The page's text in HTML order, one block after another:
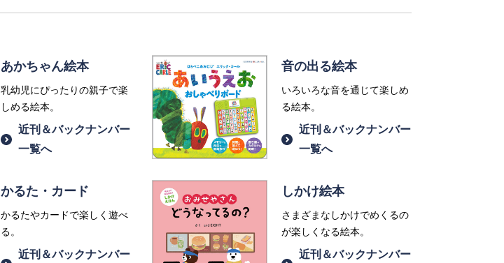
あかちゃん絵本
乳幼児にぴったりの親子で楽
しめる絵本。
近刊＆バックナンバー
一覧へ
音の出る絵本
いろいろな音を通じて楽しめ
る絵本。
近刊＆バックナンバー
一覧へ
かるた・カード
かるたやカードで楽しく遊べ
る。
近刊＆バックナンバー
しかけ絵本
さまざまなしかけでめくるの
が楽しくなる絵本。
近刊＆バックナンバー